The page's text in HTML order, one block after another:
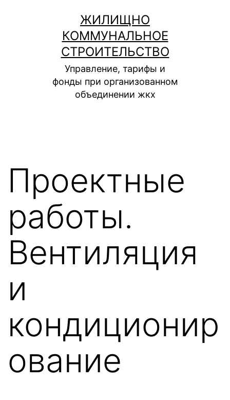
содержимому
ЖИЛИЩНО
КОММУНАЛЬНОЕ
СТРОИТЕЛЬСТВО
Управление, тарифы и
фонды при организованном
объединении жкх
Проектные
работы.
Вентиляция
и
кондиционир
ование